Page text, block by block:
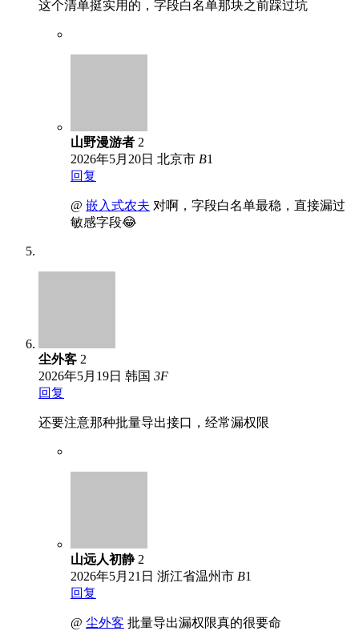
这个清单挺实用的，字段白名单那块之前踩过坑
山野漫游者 2
2026年5月20日 北京市 B1
回复
@ 嵌入式农夫 对啊，字段白名单最稳，直接漏过
敏感字段😂
尘外客 2
2026年5月19日 韩国 3F
回复
还要注意那种批量导出接口，经常漏权限
山远人初静 2
2026年5月21日 浙江省温州市 B1
回复
@ 尘外客 批量导出漏权限真的很要命